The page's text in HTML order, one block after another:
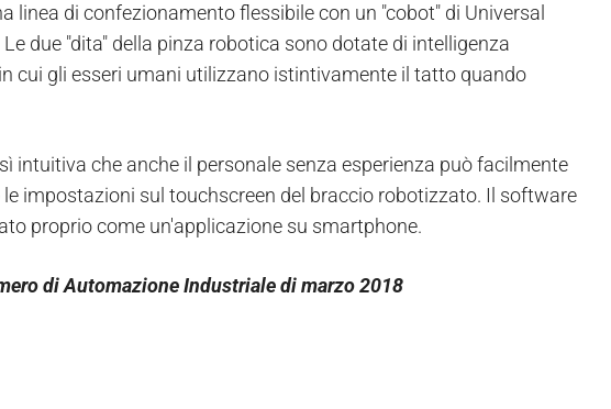
linea di confezionamento flessibile con un "cobot" di Universal
due "dita" della pinza robotica sono dotate di intelligenza
cui gli esseri umani utilizzano istintivamente il tatto quando
che anche il personale senza esperienza può facilmente
impostazioni sul touchscreen del braccio robotizzato. Il software
proprio come un'applicazione su smartphone.
di Automazione Industriale di marzo 2018